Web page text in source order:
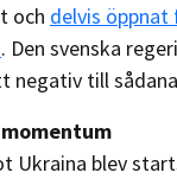
och delvis öppnat
. Den svenska
negativ till
Ukraina blev